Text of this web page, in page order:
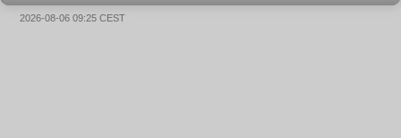
2026-08-06 09:25 CEST